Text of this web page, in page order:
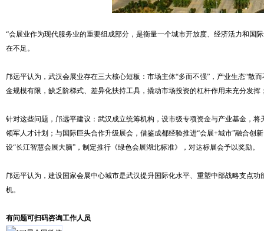
“会展业作为现代服务业的重要组成部分，是衡量一个城市开放度、经济活力和国
在不足。
邝远平认为，武汉会展业存在三大核心短板：市场主体“多而不强”，产业生态“散
金规模有限，缺乏阶梯式、差异化扶持工具，撬动市场投资的杠杆作用未充分发
针对这些问题，邝远平建议：武汉成立统筹机构，设市级专项资金与产业基金，
领军人才计划；与国际巨头合作升级展会，借鉴成都经验推进“会展+城市”融合
设“长江智慧会展大脑”，制定推行《绿色会展湖北标准》，对达标展会予以奖励。
邝远平认为，建设国家会展中心城市是武汉提升国际化水平、重塑中部战略支点
机。
有问题可扫码咨询工作人员